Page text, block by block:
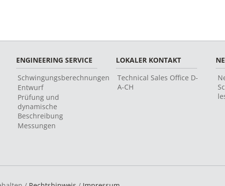
ENGINEERING SERVICE
Schwingungsberechnungen
Entwurf
Prüfung und
dynamische
Beschreibung
Messungen
LOKALER KONTAKT
Technical Sales Office D-
A-CH